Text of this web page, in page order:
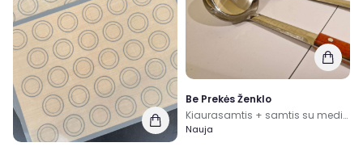
Be Prekės Ženklo
Kiaurasamtis + samtis su medine rankena, 40 cm
Nauja